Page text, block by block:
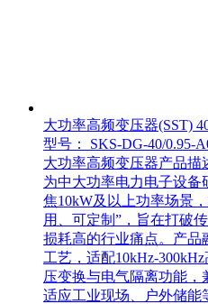
大功率高频变压器(SST)
型号： SKS-DG-40/0.95-
大功率高频变压器产品
为中大功率电力电子设备
焦10kW及以上功率场景
用、可定制”，旨在打破
损耗高的行业痛点。产品
工艺，适配10kHz-
压变换与电气隔离功能
适应工业现场、户外储能